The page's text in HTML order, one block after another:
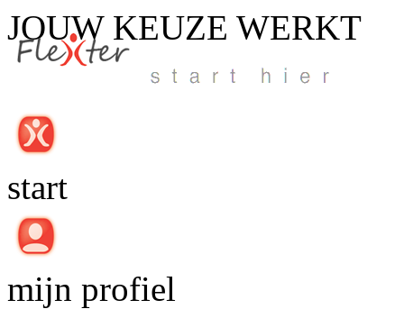
JOUW KEUZE WERKT
start
mijn profiel